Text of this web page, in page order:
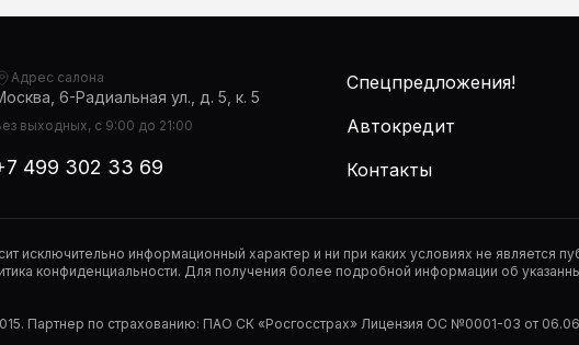
Адрес салона
6-Радиальная ул., д. 5, к. 5
выходных, с 9:00 до 21:00
499 302 33 69
Спецпредложения!
Автокредит
Контакты
исключительно информационный характер и ни при каких условиях не является
конфиденциальности. Для получения более подробной информации об
Партнер по страхованию: ПАО СК «Росгосстрах» Лицензия ОС №0001-03 от